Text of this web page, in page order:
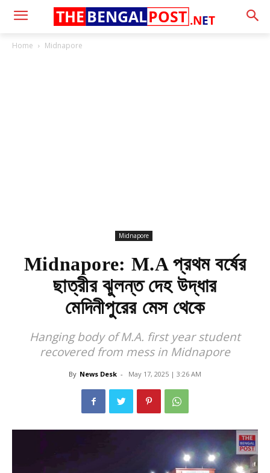
.NET
THE BENGALPOST
Home Midnapore
Midnapore
Midnapore: M.A প্রথম বর্ষের
ছাত্রীর ঝুলন্ত দেহ উদ্ধার
মেদিনীপুরের মেস থেকে
Hanging body of M.A. first year student
recovered from mess in Midnapore
By News Desk - May 17, 2025 | 3:26 AM